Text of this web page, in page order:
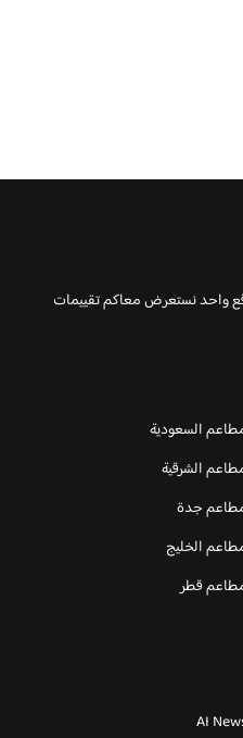
واحد نستعرض معاكم تقييمات
السعودية
الشرقية
جدة
الخليج
قطر
AI